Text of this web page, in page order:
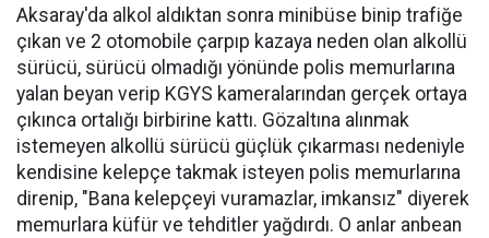
Aksaray'da alkol aldıktan sonra minibüse binip trafiğe
çıkan ve 2 otomobile çarpıp kazaya neden olan alkollü
sürücü, sürücü olmadığı yönünde polis memurlarına
yalan beyan verip KGYS kameralarından gerçek ortaya
çıkınca ortalığı birbirine kattı. Gözaltına alınmak
istemeyen alkollü sürücü güçlük çıkarması nedeniyle
kendisine kelepçe takmak isteyen polis memurlarına
direnip, "Bana kelepçeyi vuramazlar, imkansız" diyerek
memurlara küfür ve tehditler yağdırdı. O anlar anbean